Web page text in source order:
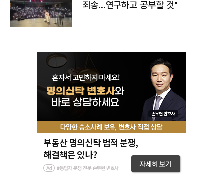
죄송…연구하고 공부할 것"